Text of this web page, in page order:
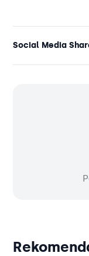
Social Media